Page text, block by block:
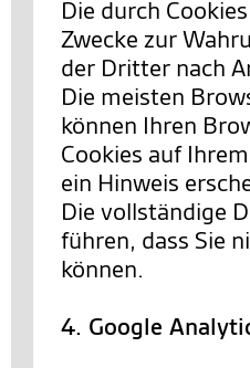
Die durch
Zwecke zur
der Dritter nach
Die meisten
können Ihren
Cookies auf
ein Hinweis
Die vollständige
führen, dass Sie
können.
4. Google